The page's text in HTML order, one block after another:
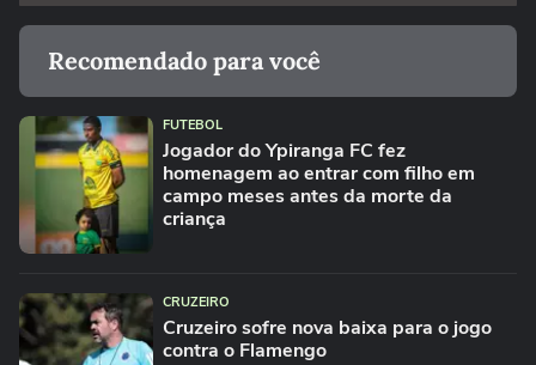
Recomendado para você
FUTEBOL
Jogador do Ypiranga FC fez
homenagem ao entrar com filho em
campo meses antes da morte da
criança
CRUZEIRO
Cruzeiro sofre nova baixa para o jogo
contra o Flamengo